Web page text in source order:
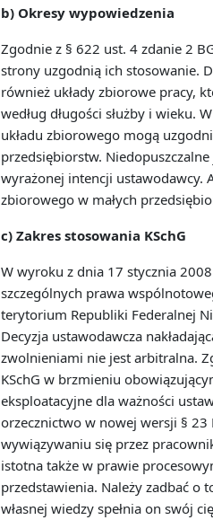
b) Okresy wypowiedzenia
Zgodnie z § 622 ust. 4 zdanie 2
strony uzgodnią ich stosowanie.
również układy zbiorowe pracy,
według długości służby i wieku.
układu zbiorowego mogą
przedsiębiorstw.
wyrażonej intencji ustawodawcy.
zbiorowego w małych
c) Zakres stosowania KSchG
W wyroku z dnia 17 stycznia
szczególnych prawa
terytorium Republiki Federalnej
Decyzja ustawodawcza
zwolnieniami nie jest arbitralna.
KSchG w brzmieniu
eksploatacyjne dla ważności
orzecznictwo w nowej wersji § 23
wywiązywaniu się przez
istotna także w prawie
przedstawienia. Należy zadbać o
własnej wiedzy spełnia on swój